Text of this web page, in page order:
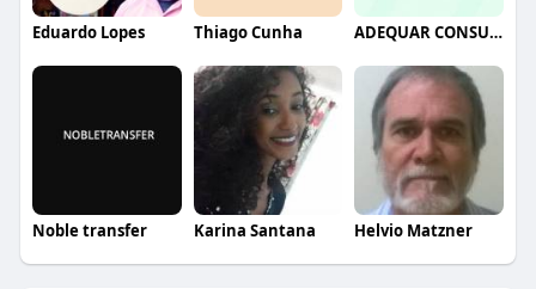
Eduardo Lopes Thiago Cunha ADEQUAR CONSULTORIA ALIMENTAR
Noble transfer Karina Santana Helvio Matzner